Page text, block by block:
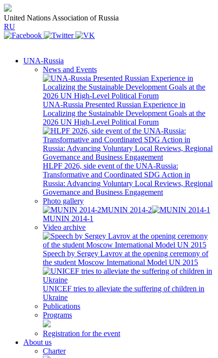
United Nations Association of Russia
RU
UNA-Russia
News and Events
UNA-Russia Presented Russian Experience in
Localizing the Sustainable Development Goals at the
2026 UN High-Level Political Forum
HLPF 2026, side event of the UNA-Russia:
Transformative and Coordinated SDG Action in
Russia: Advancing Voluntary Local Reviews, Regional
Governance and Business Engagement
Photo gallery
MUNIN 2014-2
MUNIN 2014-1
Video archive
Speech by Sergey Lavrov at the opening ceremony of
the student Moscow International Model UN 2015
UNICEF tries to alleviate the suffering of children in
Ukraine
Publications
Programs
Registration for the event
About us
Charter